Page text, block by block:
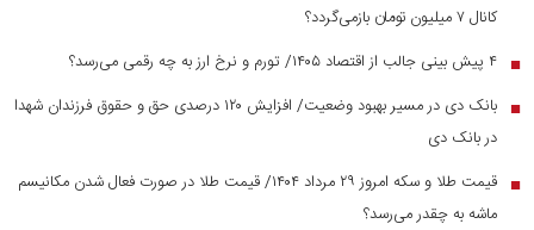
کانال ۷ میلیون تومان بازمی‌گردد؟
■ ۴ پیش بینی جالب از اقتصاد ۱۴۰۵/ تورم و نرخ ارز به چه رقمی می‌رسد؟
■
بانک دی در مسیر بهبود وضعیت/ افزایش ۱۲۰ درصدی حق و حقوق فرزندان شهدا
در بانک دی
■
قیمت طلا و سکه امروز ۲۹ مرداد ۱۴۰۴/ قیمت طلا در صورت فعال شدن مکانیسم
ماشه به چقدر می‌رسد؟